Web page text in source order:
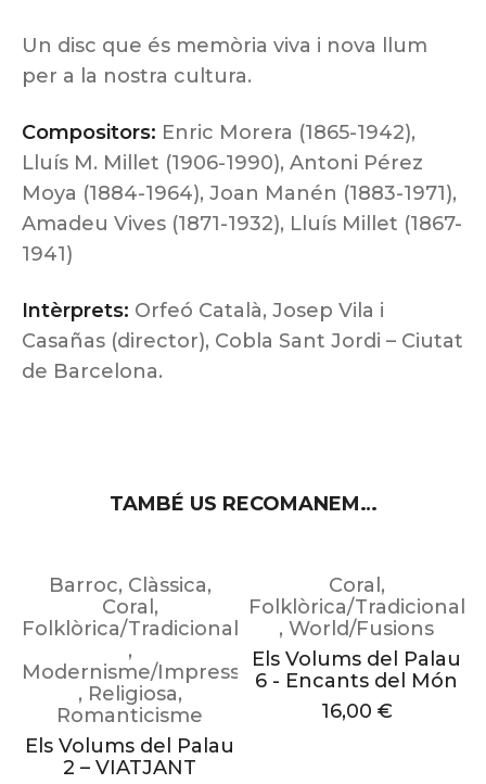
Un disc que és memòria viva i nova llum
per a la nostra cultura.
Compositors: Enric Morera (1865-1942),
Lluís M. Millet (1906-1990), Antoni Pérez
Moya (1884-1964), Joan Manén (1883-1971),
Amadeu Vives (1871-1932), Lluís Millet (1867-
1941)
Intèrprets: Orfeó Català, Josep Vila i
Casañas (director), Cobla Sant Jordi – Ciutat
de Barcelona.
TAMBÉ US RECOMANEM…
Barroc, Clàssica,
Coral ,
Folklòrica/Tradicional
,
Modernisme/Impressionisme
, Religiosa,
Romanticisme
Els Volums del Palau
2 – VIATJANT
Coral ,
Folklòrica/Tradicional
, World/Fusions
Els Volums del Palau
6 - Encants del Món
16,00 €